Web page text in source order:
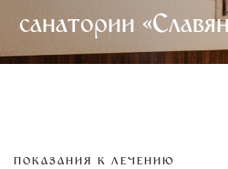
санатории
ПОКАЗАНИЯ К ЛЕЧЕНИЮ